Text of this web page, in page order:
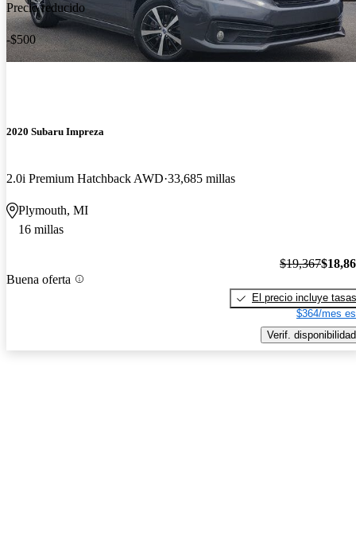
Precio reducido
-$500
2020 Subaru Impreza
2.0i Premium Hatchback AWD 33,685 millas
Plymouth, MI
16 millas
Buena oferta
$19,367
El precio incluye tasas
$364/mes
Verif. disponibilidad